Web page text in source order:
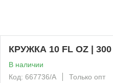
КРУЖКА 10 FL OZ | 300
В наличии
Код: 667736/А
Только опт